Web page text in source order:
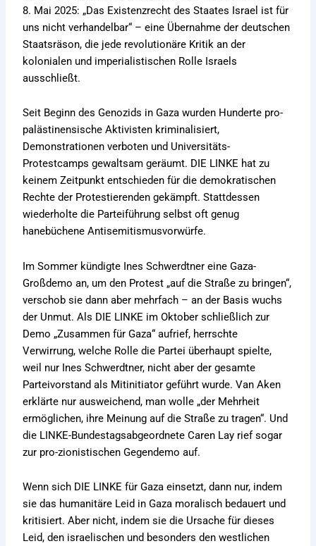
8. Mai 2025: „Das Existenzrecht des Staates Israel ist für
uns nicht verhandelbar“ – eine Übernahme der deutschen
Staatsräson, die jede revolutionäre Kritik an der
kolonialen und imperialistischen Rolle Israels
ausschließt.
Seit Beginn des Genozids in Gaza wurden Hunderte pro-
palästinensische Aktivisten kriminalisiert,
Demonstrationen verboten und Universitäts-
Protestcamps gewaltsam geräumt. DIE LINKE hat zu
keinem Zeitpunkt entschieden für die demokratischen
Rechte der Protestierenden gekämpft. Stattdessen
wiederholte die Parteiführung selbst oft genug
hanebüchene Antisemitismusvorwürfe.
Im Sommer kündigte Ines Schwerdtner eine Gaza-
Großdemo an, um den Protest „auf die Straße zu bringen“,
verschob sie dann aber mehrfach – an der Basis wuchs
der Unmut. Als DIE LINKE im Oktober schließlich zur
Demo „Zusammen für Gaza“ aufrief, herrschte
Verwirrung, welche Rolle die Partei überhaupt spielte,
weil nur Ines Schwerdtner, nicht aber der gesamte
Parteivorstand als Mitinitiator geführt wurde. Van Aken
erklärte nur ausweichend, man wolle „der Mehrheit
ermöglichen, ihre Meinung auf die Straße zu tragen“. Und
die LINKE-Bundestagsabgeordnete Caren Lay rief sogar
zur pro-zionistischen Gegendemo auf.
Wenn sich DIE LINKE für Gaza einsetzt, dann nur, indem
sie das humanitäre Leid in Gaza moralisch bedauert und
kritisiert. Aber nicht, indem sie die Ursache für dieses
Leid, den israelischen und besonders den westlichen